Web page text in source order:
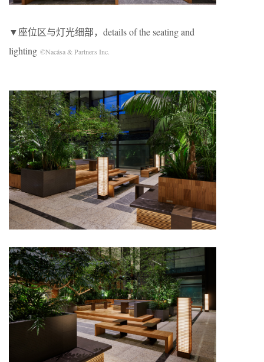
▼座位区与灯光细部，details of the seating and
lighting ©Nacása & Partners Inc.